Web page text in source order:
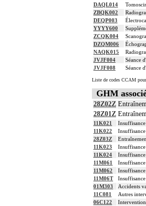
DAQL014
ZBQK002
DEQP003
YYYY600
ZCQK004
DZQM006
NAQK015
JVJF004
Séance
JVJF008
Séance
Liste de codes CCAM
GHM
28Z02Z
28Z01Z
11K021
11K022
28Z03Z
11K023
11K024
11M061
11M062
11M06T
01M303
Accidents
11C081
Autres
06C122